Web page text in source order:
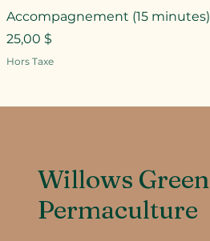
Accompagnement (15 minutes)
Prix
25,00 $
Hors Taxe
Willows Green
Permaculture